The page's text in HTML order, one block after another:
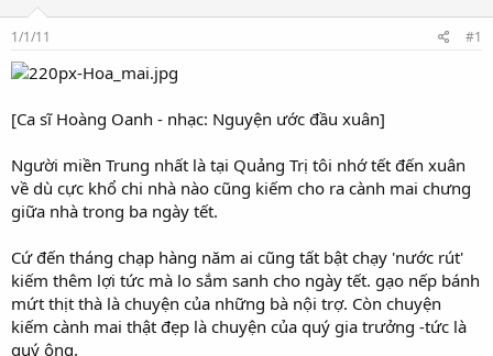
s
t
a
e
ầ
u
1/1/11 #1
[Ca sĩ Hoàng Oanh - nhạc: Nguyện ước đầu xuân]
Người miền Trung nhất là tại Quảng Trị tôi nhớ tết đến xuân
về dù cực khổ chi nhà nào cũng kiếm cho ra cành mai chưng
giữa nhà trong ba ngày tết.
Cứ đến tháng chạp hàng năm ai cũng tất bật chạy 'nước rút'
kiếm thêm lợi tức mà lo sắm sanh cho ngày tết. gạo nếp bánh
mứt thịt thà là chuyện của những bà nội trợ. Còn chuyện
kiếm cành mai thật đẹp là chuyện của quý gia trưởng -tức là
quý ông.